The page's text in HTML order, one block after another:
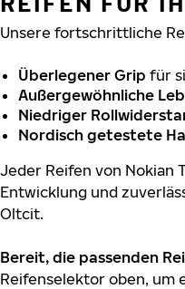
Unsere fortschrittliche
Überlegener Grip für
Außergewöhnliche
Niedriger
Nordisch getestete
Jeder Reifen von Nokian
Entwicklung und
Oltcit.
Bereit, die passenden
Reifenselektor oben, um